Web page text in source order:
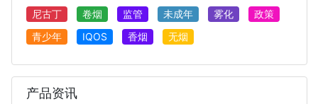
尼古丁
卷烟 监管 未成年 雾化
政策
青少年
IQOS 香烟 无烟
产品资讯